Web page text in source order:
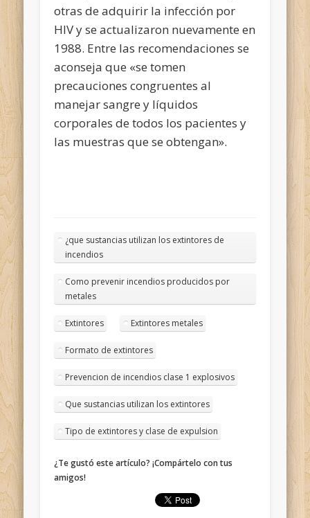
otras de adquirir la infección por
HIV y se actualizaron nuevamente en
1988. Entre las recomendaciones se
aconseja que «se tomen
precauciones congruentes al
manejar sangre y líquidos
corporales de todos los pacientes y
las muestras que se obtengan».
¿que sustancias utilizan los extintores de
incendios
Como prevenir incendios producidos por
metales
Extintores Extintores metales
Formato de extintores
Prevencion de incendios clase 1 explosivos
Que sustancias utilizan los extintores
Tipo de extintores y clase de expulsion
¿Te gustó este artículo? ¡Compártelo con tus
amigos!